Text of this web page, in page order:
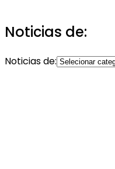
Noticias de:
Noticias de: